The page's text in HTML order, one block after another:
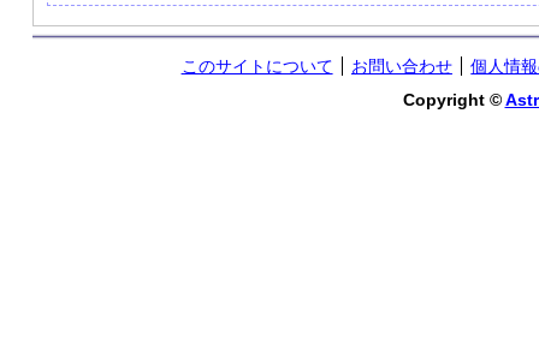
このサイトについて お問い合わせ
個人情
Copyright ©